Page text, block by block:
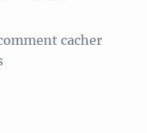
cacher